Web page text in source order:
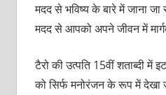
मदद से भविष्य के बारे में जाना
मदद से आपको अपने जीवन में
टैरो की उत्पति 15वीं शताब्‍दी
को सिर्फ मनोरंजन के रूप में देखा